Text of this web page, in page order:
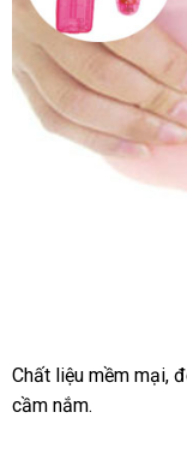
trọng
kích
thích
tối
đa
Âm
đạo
Chất liệu mềm mại,
cầm nắm.